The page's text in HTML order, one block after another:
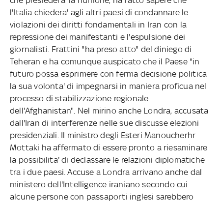
l'Italia chiedera' agli altri paesi di condannare le
violazioni dei diritti fondamentali in Iran con la
repressione dei manifestanti e l'espulsione dei
giornalisti. Frattini "ha preso atto" del diniego di
Teheran e ha comunque auspicato che il Paese "in
futuro possa esprimere con ferma decisione politica
la sua volonta' di impegnarsi in maniera proficua nel
processo di stabilizzazione regionale
dell'Afghanistan". Nel mirino anche Londra, accusata
dall'Iran di interferenze nelle sue discusse elezioni
presidenziali. Il ministro degli Esteri Manoucherhr
Mottaki ha affermato di essere pronto a riesaminare
la possibilita' di declassare le relazioni diplomatiche
tra i due paesi. Accuse a Londra arrivano anche dal
ministero dell'Intelligence iraniano secondo cui
alcune persone con passaporti inglesi sarebbero